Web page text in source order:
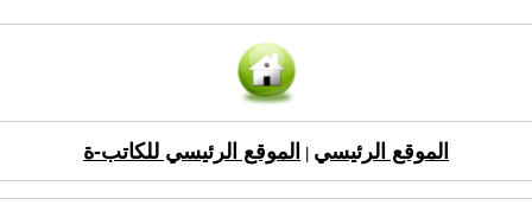
الموقع الرئيسي الموقع الرئيسي للكاتب-ة